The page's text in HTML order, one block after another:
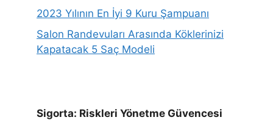
2023 Yılının En İyi 9 Kuru Şampuanı
Salon Randevuları Arasında Köklerinizi
Kapatacak 5 Saç Modeli
Sigorta: Riskleri Yönetme Güvencesi